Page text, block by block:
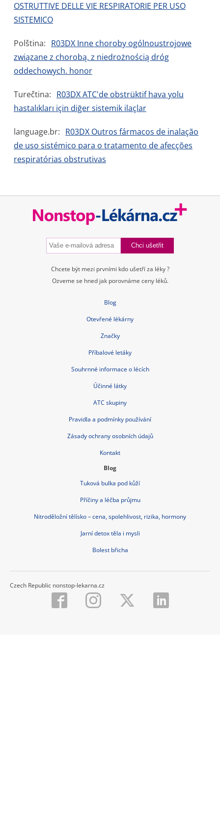
OSTRUTTIVE DELLE VIE RESPIRATORIE PER USO
SISTEMICO
Polština: R03DX Inne choroby ogólnoustrojowe
związane z chorobą. z niedrożnością dróg
oddechowych. honor
Turečtina: R03DX ATC'de obstrüktif hava yolu
hastalıkları için diğer sistemik ilaçlar
language.br: R03DX Outros fármacos de inalação
de uso sistémico para o tratamento de afecções
respiratórias obstrutivas
Chcete být mezi prvními kdo ušetří za léky ?
Ozveme se hned jak porovnáme ceny léků.
Blog
Otevřené lékárny
Značky
Příbalové letáky
Souhrnné informace o lécích
Účinné látky
ATC skupiny
Pravidla a podmínky používání
Zásady ochrany osobních údajů
Kontakt
Blog
Tuková bulka pod kůží
Příčiny a léčba průjmu
Nitroděložní tělísko – cena, spolehlivost, rizika, hormony
Jarní detox těla i mysli
Bolest břicha
Czech Republic nonstop-lekarna.cz